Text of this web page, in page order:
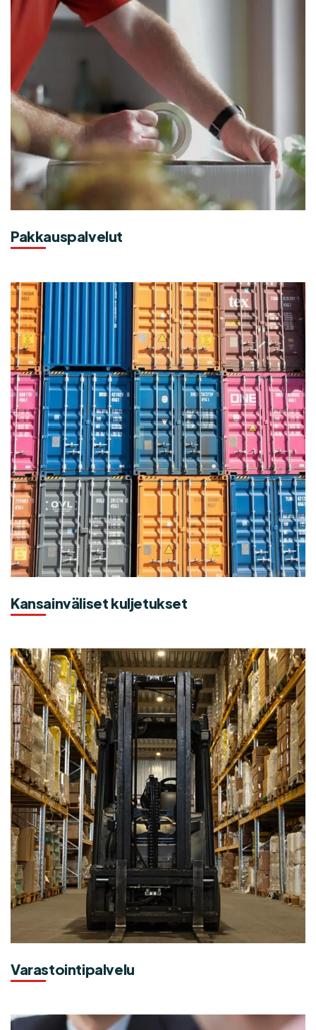
Pakkauspalvelut
Kansainväliset kuljetukset
Varastointipalvelu